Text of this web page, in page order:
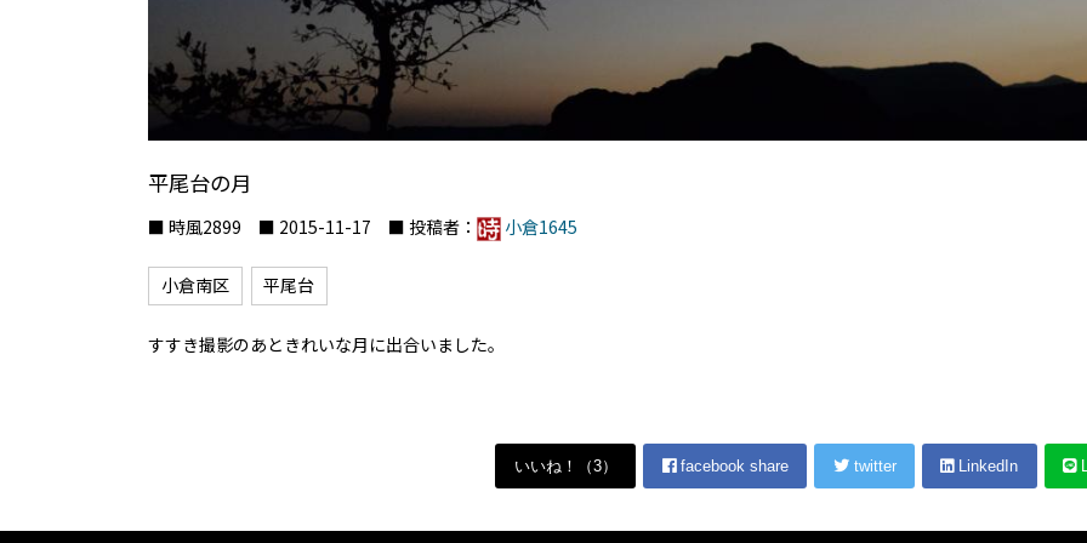
平尾台の月
■ 時風2899 ■ 2015-11-17 ■ 投稿者： 小倉1645
小倉南区 平尾台
すすき撮影のあときれいな月に出合いました。
いいね！（3） facebook share twitter LinkedIn